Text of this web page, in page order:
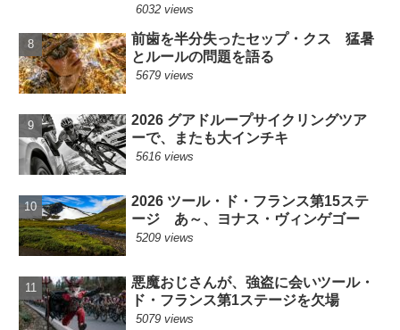
6032 views
前歯を半分失ったセップ・クス 猛暑
とルールの問題を語る
5679 views
2026 グアドループサイクリングツア
ーで、またも大インチキ
5616 views
2026 ツール・ド・フランス第15ステ
ージ あ～、ヨナス・ヴィンゲゴー
5209 views
悪魔おじさんが、強盗に会いツール・
ド・フランス第1ステージを欠場
5079 views